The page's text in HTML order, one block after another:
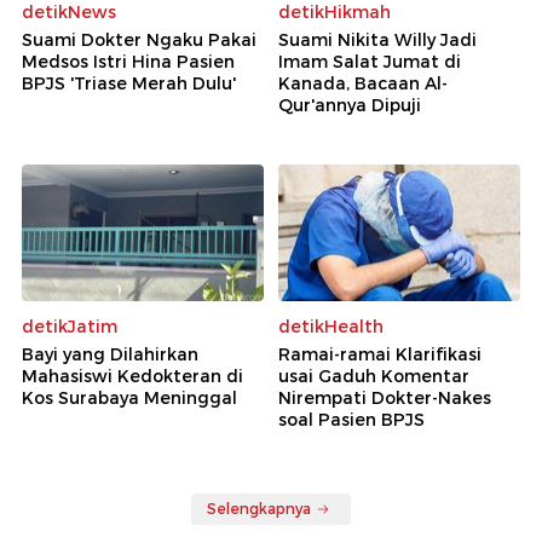
detikNews
Suami Dokter Ngaku Pakai
Medsos Istri Hina Pasien
BPJS 'Triase Merah Dulu'
detikHikmah
Suami Nikita Willy Jadi
Imam Salat Jumat di
Kanada, Bacaan Al-
Qur'annya Dipuji
detikJatim
Bayi yang Dilahirkan
Mahasiswi Kedokteran di
Kos Surabaya Meninggal
detikHealth
Ramai-ramai Klarifikasi
usai Gaduh Komentar
Nirempati Dokter-Nakes
soal Pasien BPJS
Selengkapnya